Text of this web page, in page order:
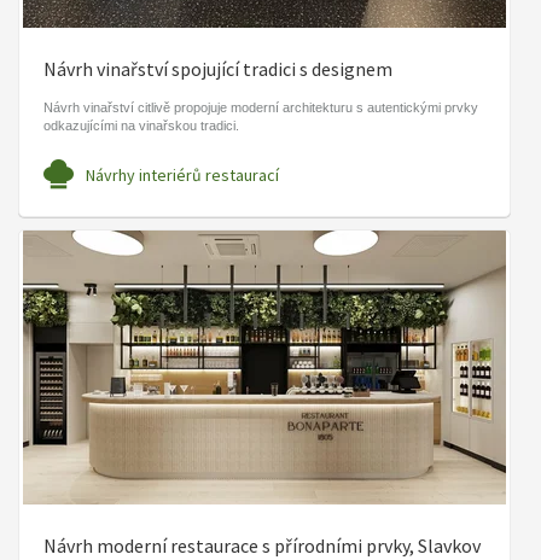
Návrh vinařství spojující tradici s designem
Návrh vinařství citlivě propojuje moderní architekturu s autentickými prvky
odkazujícími na vinařskou tradici.
Návrhy interiérů restaurací
Návrh moderní restaurace s přírodními prvky, Slavkov